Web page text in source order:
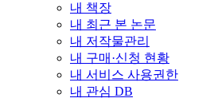
내 책장
내 최근 본 논문
내 저작물관리
내 구매·신청 현황
내 서비스 사용권한
내 관심 DB